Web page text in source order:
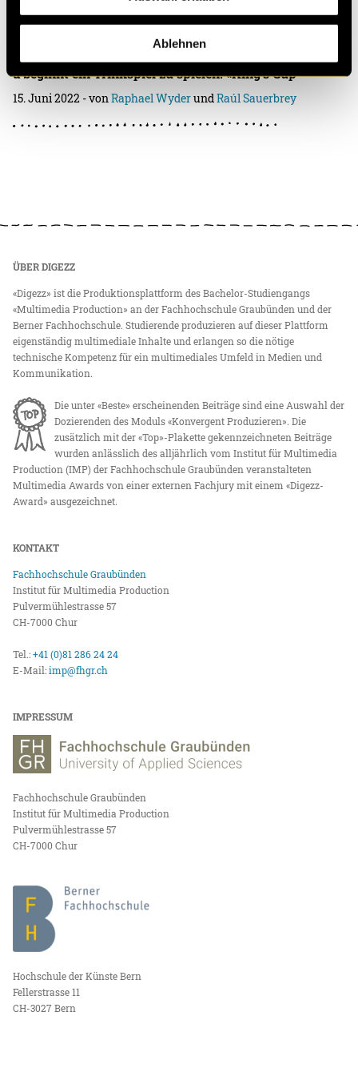
Ablehnen
Suufböötle – z’Trinkschpiu mit Töifgang
Welche Student*innen kennen es nicht: An einem laue
d beginnt ein Trinkspiel zu spielen. «King’s Cup
15. Juni 2022 - vonRaphael WyderundRaúl Sauerbrey
ÜBER DIGEZZ
«Digezz» ist die Produktionsplattform des Bachelor-Studiengangs
«Multimedia Production» an der Fachhochschule Graubünden und der
Berner Fachhochschule. Studierende produzieren auf dieser Plattform
eigenständig multimediale Inhalte und erlangen so die nötige
technische Kompetenz für ein multimediales Umfeld in Medien und
Kommunikation.
Die unter «Beste» erscheinenden Beiträge sind eine Auswahl der
Dozierenden des Moduls «Konvergent Produzieren». Die
zusätzlich mit der «Top»-Plakette gekennzeichneten Beiträge
wurden anlässlich des alljährlich vom Institut für Multimedia
Production (IMP) der Fachhochschule Graubünden veranstalteten
Multimedia Awards von einer externen Fachjury mit einem «Digezz-
Award» ausgezeichnet.
KONTAKT
Fachhochschule Graubünden
Institut für Multimedia Production
Pulvermühlestrasse 57
CH-7000 Chur
Tel.:+41 (0)81 286 24 24
E-Mail:imp@fhgr.ch
IMPRESSUM
Fachhochschule Graubünden
Institut für Multimedia Production
Pulvermühlestrasse 57
CH-7000 Chur
Hochschule der Künste Bern
Fellerstrasse 11
CH-3027 Bern